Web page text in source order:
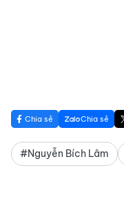
Chia sẻ Chia sẻ
#Nguyễn Bích Lâm